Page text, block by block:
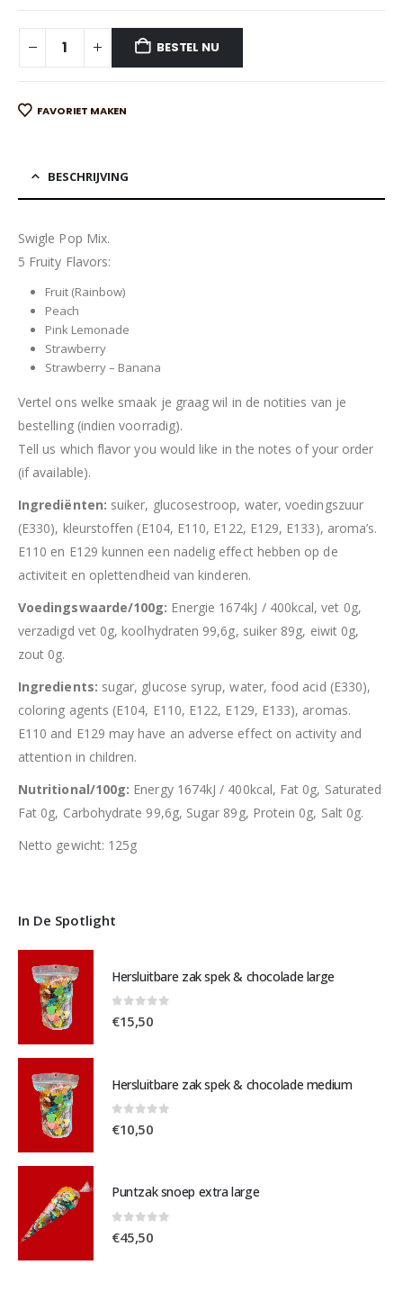
BESTEL NU
FAVORIET MAKEN
BESCHRIJVING
Swigle Pop Mix.
5 Fruity Flavors:
Fruit (Rainbow)
Peach
Pink Lemonade
Strawberry
Strawberry – Banana
Vertel ons welke smaak je graag wil in de notities van je
bestelling (indien voorradig).
Tell us which flavor you would like in the notes of your order
(if available).
Ingrediënten: suiker, glucosestroop, water, voedingszuur
(E330), kleurstoffen (E104, E110, E122, E129, E133), aroma’s.
E110 en E129 kunnen een nadelig effect hebben op de
activiteit en oplettendheid van kinderen.
Voedingswaarde/100g: Energie 1674kJ / 400kcal, vet 0g,
verzadigd vet 0g, koolhydraten 99,6g, suiker 89g, eiwit 0g,
zout 0g.
Ingredients: sugar, glucose syrup, water, food acid (E330),
coloring agents (E104, E110, E122, E129, E133), aromas.
E110 and E129 may have an adverse effect on activity and
attention in children.
Nutritional/100g: Energy 1674kJ / 400kcal, Fat 0g, Saturated
Fat 0g, Carbohydrate 99,6g, Sugar 89g, Protein 0g, Salt 0g.
Netto gewicht: 125g
In De Spotlight
Hersluitbare zak spek & chocolade large
0out of 5
€15,50
Hersluitbare zak spek & chocolade medium
0out of 5
€10,50
Puntzak snoep extra large
0out of 5
€45,50